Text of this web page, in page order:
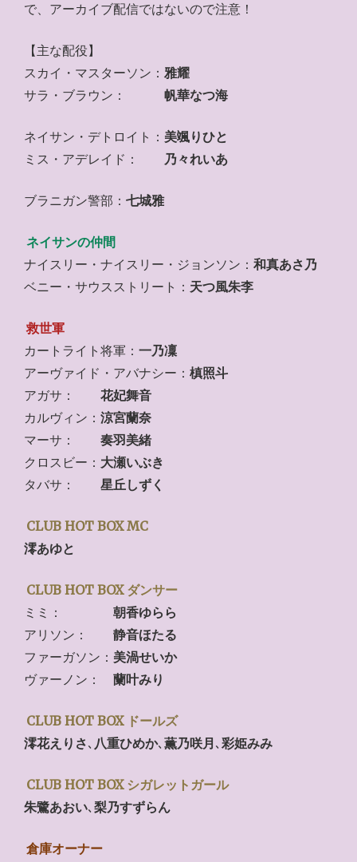
で、アーカイブ配信ではないので注意！
【主な配役】
スカイ・マスターソン： 雅耀
サラ・ブラウン： 帆華なつ海
ネイサン・デトロイト： 美颯りひと
ミス・アデレイド： 乃々れいあ
ブラニガン警部： 七城雅
ネイサンの仲間
ナイスリー・ナイスリー・ジョンソン： 和真あさ乃
ベニー・サウスストリート： 天つ風朱李
救世軍
カートライト将軍： 一乃凜
アーヴァイド・アバナシー： 槙照斗
アガサ： 花妃舞音
カルヴィン： 涼宮蘭奈
マーサ： 奏羽美緒
クロスビー： 大瀬いぶき
タバサ： 星丘しずく
CLUB HOT BOX MC
澪あゆと
CLUB HOT BOX ダンサー
ミミ： 朝香ゆらら
アリソン： 静音ほたる
ファーガソン： 美渦せいか
ヴァーノン： 蘭叶みり
CLUB HOT BOX ドールズ
澪花えりさ､ 八重ひめか､ 薫乃咲月 ､ 彩姫みみ
CLUB HOT BOX シガレットガール
朱鷺あおい､ 梨乃すずらん
倉庫オーナー